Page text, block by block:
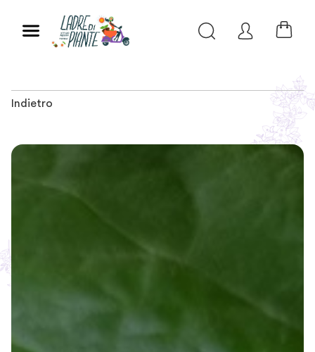
Indietro
Slide 1 of 1